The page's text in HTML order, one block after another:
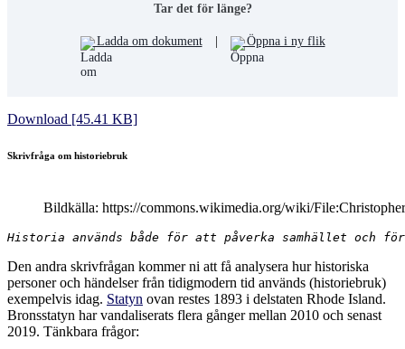
Tar det för länge?
Ladda om dokument | Öppna i ny flik
Download [45.41 KB]
Skrivfråga om historiebruk
Bildkälla: https://commons.wikimedia.org/wiki/
Historia används både för att påverka samhället
Den andra skrivfrågan kommer ni att få analysera hur historiska
personer och händelser från tidigmodern tid används (historiebruk)
exempelvis idag. Statyn ovan restes 1893 i delstaten Rhode Island.
Bronsstatyn har vandaliserats flera gånger mellan 2010 och senast
2019. Tänkbara frågor: